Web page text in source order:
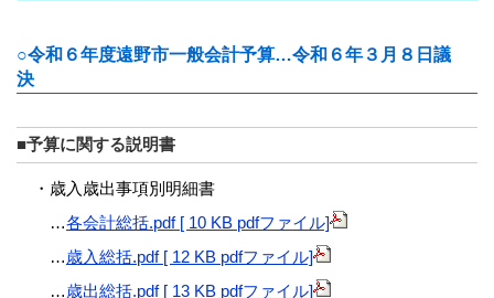
○令和６年度遠野市一般会計予算…令和６年３月８日議
決
■予算に関する説明書
・歳入歳出事項別明細書
…各会計総括.pdf [ 10 KB pdfファイル]
…歳入総括.pdf [ 12 KB pdfファイル]
…歳出総括.pdf [ 13 KB pdfファイル]